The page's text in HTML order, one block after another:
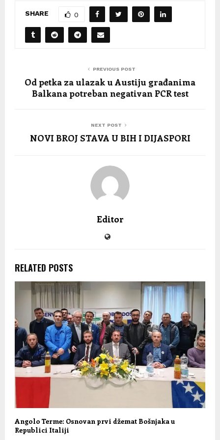
SHARE 0
PREVIOUS POST
Od petka za ulazak u Austiju građanima
Balkana potreban negativan PCR test
NEXT POST
NOVI BROJ STAVA U BIH I DIJASPORI
Editor
RELATED POSTS
Angolo Terme: Osnovan prvi džemat Bošnjaka u
Republici Italiji